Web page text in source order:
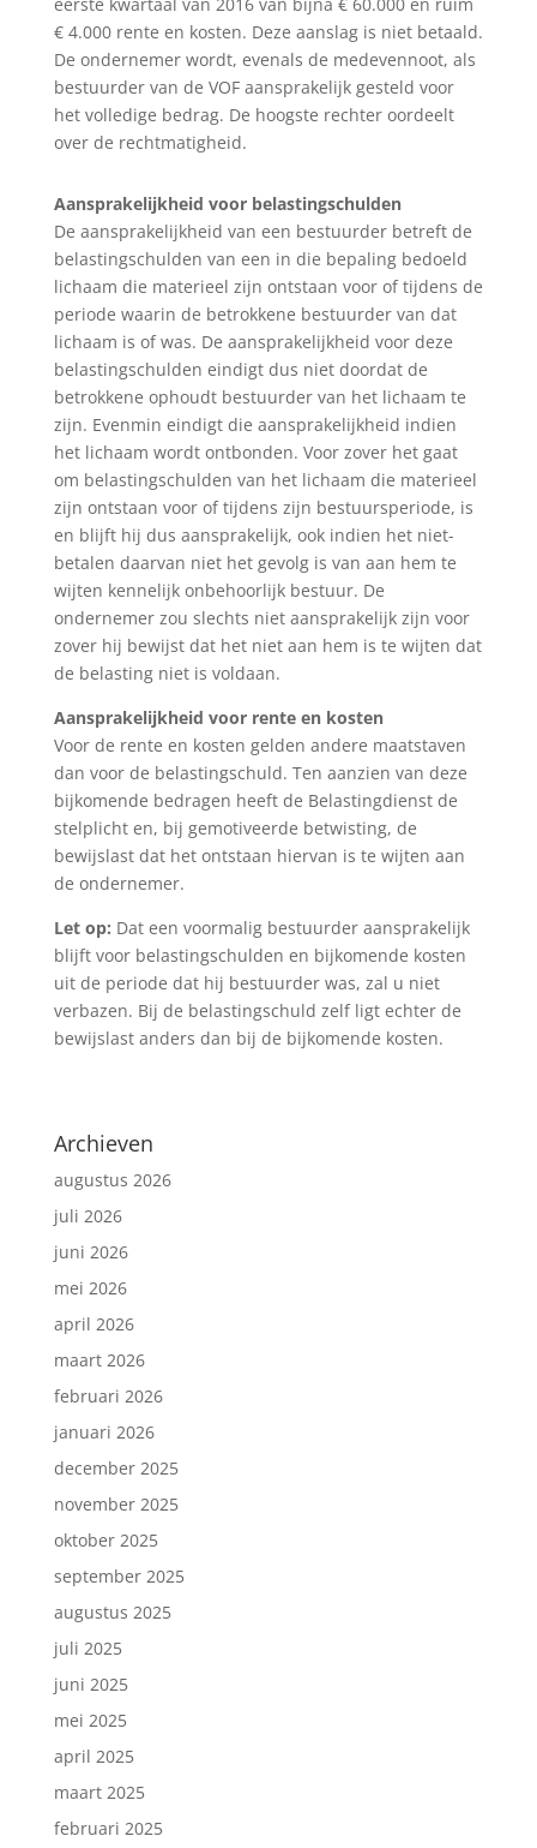
€ 4.000 rente en kosten. Deze aanslag is niet betaald.
De ondernemer wordt, evenals de medevennoot, als
bestuurder van de VOF aansprakelijk gesteld voor
het volledige bedrag. De hoogste rechter oordeelt
over de rechtmatigheid.
Aansprakelijkheid voor belastingschulden
De aansprakelijkheid van een bestuurder betreft de
belastingschulden van een in die bepaling bedoeld
lichaam die materieel zijn ontstaan voor of tijdens de
periode waarin de betrokkene bestuurder van dat
lichaam is of was. De aansprakelijkheid voor deze
belastingschulden eindigt dus niet doordat de
betrokkene ophoudt bestuurder van het lichaam te
zijn. Evenmin eindigt die aansprakelijkheid indien
het lichaam wordt ontbonden. Voor zover het gaat
om belastingschulden van het lichaam die materieel
zijn ontstaan voor of tijdens zijn bestuursperiode, is
en blijft hij dus aansprakelijk, ook indien het niet-
betalen daarvan niet het gevolg is van aan hem te
wijten kennelijk onbehoorlijk bestuur. De
ondernemer zou slechts niet aansprakelijk zijn voor
zover hij bewijst dat het niet aan hem is te wijten dat
de belasting niet is voldaan.
Aansprakelijkheid voor rente en kosten
Voor de rente en kosten gelden andere maatstaven
dan voor de belastingschuld. Ten aanzien van deze
bijkomende bedragen heeft de Belastingdienst de
stelplicht en, bij gemotiveerde betwisting, de
bewijslast dat het ontstaan hiervan is te wijten aan
de ondernemer.
Let op: Dat een voormalig bestuurder aansprakelijk
blijft voor belastingschulden en bijkomende kosten
uit de periode dat hij bestuurder was, zal u niet
verbazen. Bij de belastingschuld zelf ligt echter de
bewijslast anders dan bij de bijkomende kosten.
Archieven
augustus 2026
juli 2026
juni 2026
mei 2026
april 2026
maart 2026
februari 2026
januari 2026
december 2025
november 2025
oktober 2025
september 2025
augustus 2025
juli 2025
juni 2025
mei 2025
april 2025
maart 2025
februari 2025